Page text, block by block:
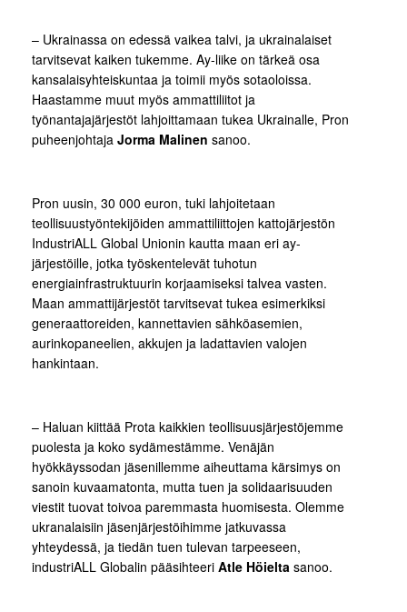
– Ukrainassa on edessä vaikea talvi, ja ukrainalaiset
tarvitsevat kaiken tukemme. Ay-liike on tärkeä osa
kansalaisyhteiskuntaa ja toimii myös sotaoloissa.
Haastamme muut myös ammattiliitot ja
työnantajajärjestöt lahjoittamaan tukea Ukrainalle, Pron
puheenjohtaja Jorma Malinen sanoo.
Pron uusin, 30 000 euron, tuki lahjoitetaan
teollisuustyöntekijöiden ammattiliittojen kattojärjestön
IndustriALL Global Unionin kautta maan eri ay-
järjestöille, jotka työskentelevät tuhotun
energiainfrastruktuurin korjaamiseksi talvea vasten.
Maan ammattijärjestöt tarvitsevat tukea esimerkiksi
generaattoreiden, kannettavien sähköasemien,
aurinkopaneelien, akkujen ja ladattavien valojen
hankintaan.
– Haluan kiittää Prota kaikkien teollisuusjärjestöjemme
puolesta ja koko sydämestämme. Venäjän
hyökkäyssodan jäsenillemme aiheuttama kärsimys on
sanoin kuvaamatonta, mutta tuen ja solidaarisuuden
viestit tuovat toivoa paremmasta huomisesta. Olemme
ukranalaisiin jäsenjärjestöihimme jatkuvassa
yhteydessä, ja tiedän tuen tulevan tarpeeseen,
industriALL Globalin pääsihteeri Atle Höielta sanoo.